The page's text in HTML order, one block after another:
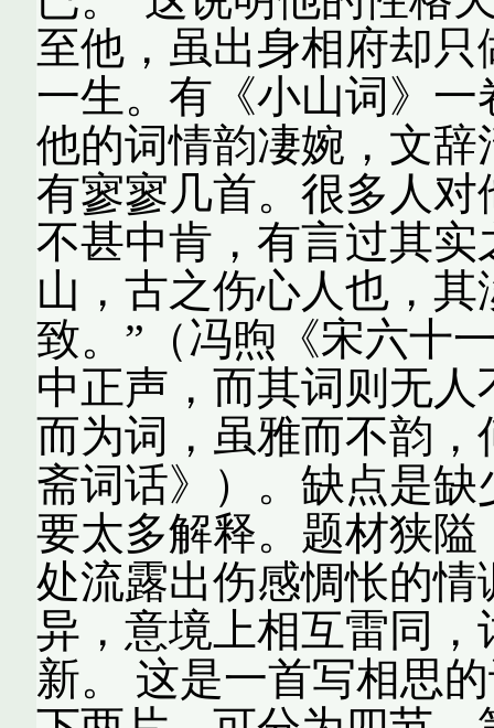
至他，虽出身相府却
一生。有《小山词》
他的词情韵凄婉，文
有寥寥几首。很多人
不甚中肯，有言过其
山，古之伤心人也，
致。”（冯煦《宋六十
中正声，而其词则无
而为词，虽雅而不韵
斋词话》）。缺点是
要太多解释。题材狭
处流露出伤感惆怅的
异，意境上相互雷同
新。 这是一首写相思